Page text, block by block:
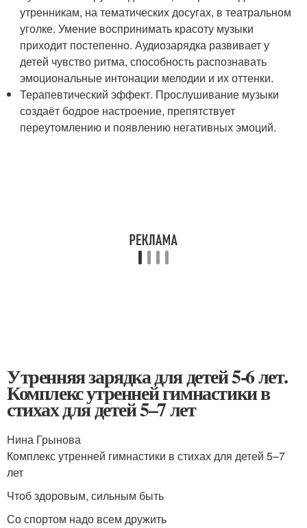
утренникам, на тематических досугах, в театральном
уголке. Умение воспринимать красоту музыки
приходит постепенно. Аудиозарядка развивает у
детей чувство ритма, способность распознавать
эмоциональные интонации мелодии и их оттенки.
Терапевтический эффект. Прослушивание музыки
создаёт бодрое настроение, препятствует
переутомлению и появлению негативных эмоций.
Утренняя зарядка для детей 5-6 лет.
Комплекс утренней гимнастики в
стихах для детей 5–7 лет
Нина Грынова
Комплекс утренней гимнастики в стихах для детей 5–7
лет
Чтоб здоровым, сильным быть
Со спортом надо всем дружить